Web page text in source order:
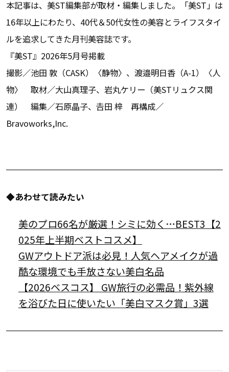
本記事は、美ST編集部が取材・編集しました。「美ST」は
16年以上にわたり、40代＆50代女性の美容とライフスタイ
ルを追求してきた月刊美容誌です。
『美ST』2026年5月号掲載
撮影／池田 敦（CASK）〈静物〉、渡邉明日香（A-1）〈人
物〉 取材／大山真理子、岩丸ケリー（美STリュクス関
連） 編集／石原晶子、𠮷田 梓 再構成／
Bravoworks,Inc.
◆あわせて読みたい
美のプロ66名が厳選！シミに効く…BEST3【2
025年上半期ベストコスメ】
GWアウトドア派は必見！人気ヘアメイクが過
酷な環境でも手放さない美白名品
【2026ベスコス】 GW旅行の必需品！紫外線
を浴びた日に使いたい「美白マスク賞」3選